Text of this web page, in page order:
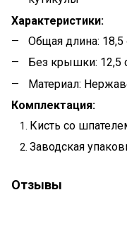
Характеристики:
Общая длина: 18,5
Без крышки: 12,5
Материал:
Комплектация:
Кисть со
Заводская
Отзывы